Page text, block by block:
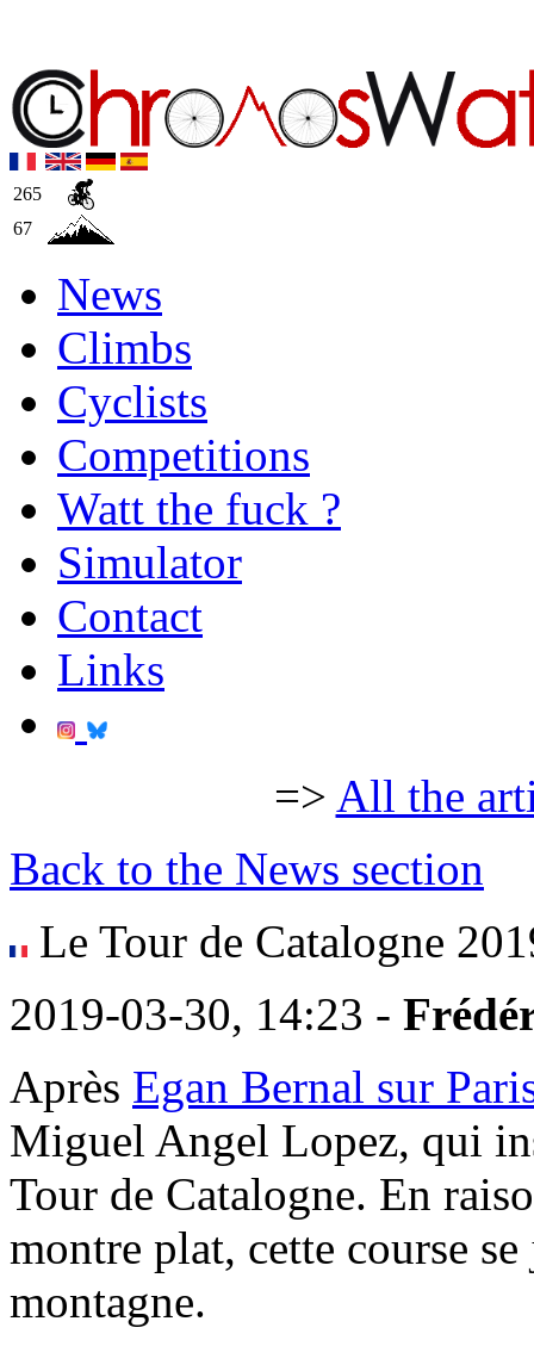
265
67
News
Climbs
Cyclists
Competitions
Watt the fuck ?
Simulator
Contact
Links
=> All the
Back to the News section
Le Tour de Catalogne
2019-03-30, 14:23 -
Après Egan Bernal sur
Miguel Angel Lopez, qui
Tour de Catalogne. En
montre plat, cette course
montagne.